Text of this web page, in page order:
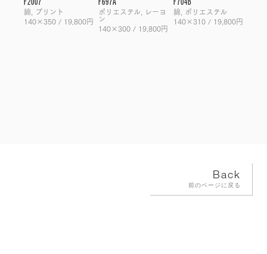
綿, プリント
140×350 / 19,800円
ポリエステル, レーヨ
ン
140×300 / 19,800円
綿, ポリエステル
140×310 / 19,800円
Back
前のページに戻る